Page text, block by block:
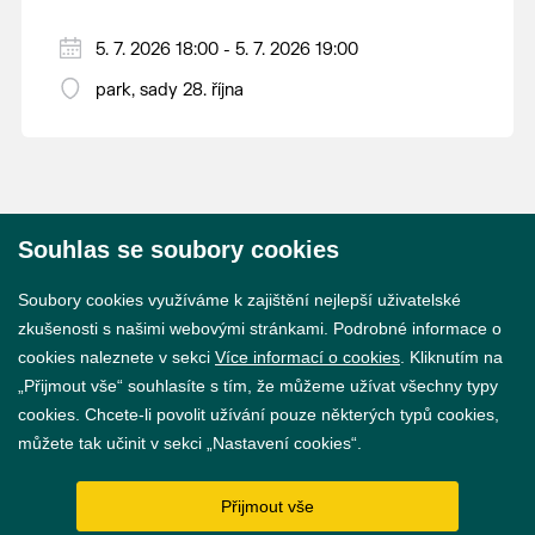
5. 7. 2026 18:00 - 5. 7. 2026 19:00
park, sady 28. října
GDPR
Nastavení cookies
Souhlas se soubory cookies
Soubory cookies využíváme k zajištění nejlepší uživatelské
zkušenosti s našimi webovými stránkami. Podrobné informace o
cookies naleznete v sekci Více informací o cookies . Kliknutím na
„Přijmout vše“ souhlasíte s tím, že můžeme užívat všechny typy
cookies. Chcete-li povolit užívání pouze některých typů cookies,
můžete tak učinit v sekci „Nastavení cookies“.
Přijmout vše